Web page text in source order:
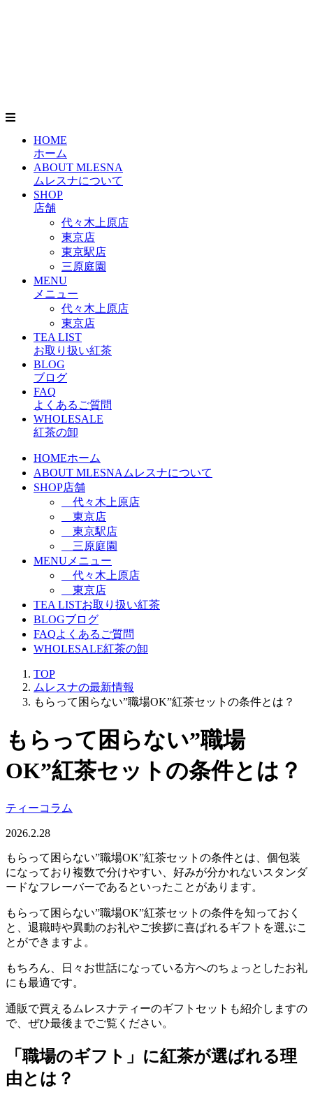
HOME
ホーム
ABOUT MLESNA
ムレスナについて
SHOP
店舗
代々木上原店
東京店
東京駅店
三原庭園
MENU
メニュー
代々木上原店
東京店
TEA LIST
お取り扱い紅茶
BLOG
ブログ
FAQ
よくあるご質問
WHOLESALE
紅茶の卸
HOMEホーム
ABOUT MLESNAムレスナについて
SHOP店舗
代々木上原店
東京店
東京駅店
三原庭園
MENUメニュー
代々木上原店
東京店
TEA LISTお取り扱い紅茶
BLOGブログ
FAQよくあるご質問
WHOLESALE紅茶の卸
TOP
ムレスナの最新情報
もらって困らない”職場OK”紅茶セットの条件とは？
もらって困らない”職場
OK”紅茶セットの条件とは？
ティーコラム
2026.2.28
もらって困らない”職場OK”紅茶セットの条件とは、個包装
になっており複数で分けやすい、好みが分かれないスタンダ
ードなフレーバーであるといったことがあります。
もらって困らない”職場OK”紅茶セットの条件を知っておく
と、退職時や異動のお礼やご挨拶に喜ばれるギフトを選ぶこ
とができますよ。
もちろん、日々お世話になっている方へのちょっとしたお礼
にも最適です。
通販で買えるムレスナティーのギフトセットも紹介しますの
で、ぜひ最後までご覧ください。
「職場のギフト」に紅茶が選ばれる理
由とは？